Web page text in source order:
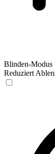
Blinden-Modus
Reduziert